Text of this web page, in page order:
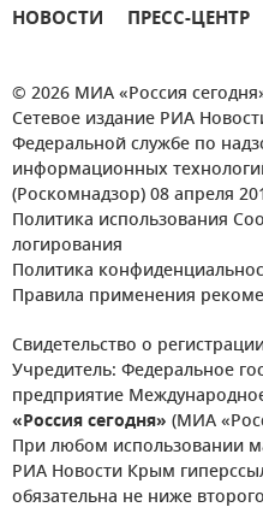
НОВОСТИ ПРЕСС-ЦЕНТР
© 2026 МИА «Россия
Сетевое издание РИА
Федеральной службе по
информационных
(Роскомнадзор) 08 апреля
Политика использования
логирования
Политика
Правила применения
Свидетельство о
Учредитель: Федеральное
предприятие
«Россия сегодня» (МИА
При любом использовании
РИА Новости Крым
обязательна не ниже